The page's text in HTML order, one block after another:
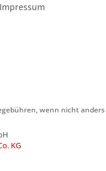
Impressum
wenn nicht
KG